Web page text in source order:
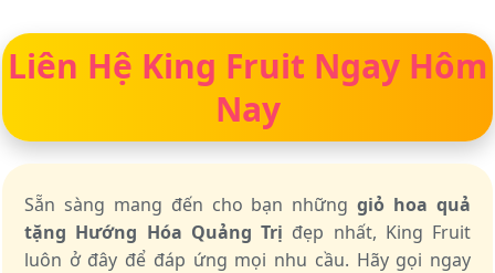
Liên Hệ King Fruit Ngay Hôm
Nay
Sẵn sàng mang đến cho bạn nhữnggiỏ hoa quả
tặng Hướng Hóa Quảng Trị đẹp nhất, King Fruit
luôn ở đây để đáp ứng mọi nhu cầu. Hãy gọi ngay